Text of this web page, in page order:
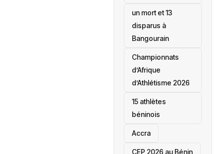
un mort et 13
disparus à
Bangourain
‎Championnats
d’Afrique
d’Athlétisme 2026
15 athlètes
béninois
Accra
‎CEP 2026 au Bénin